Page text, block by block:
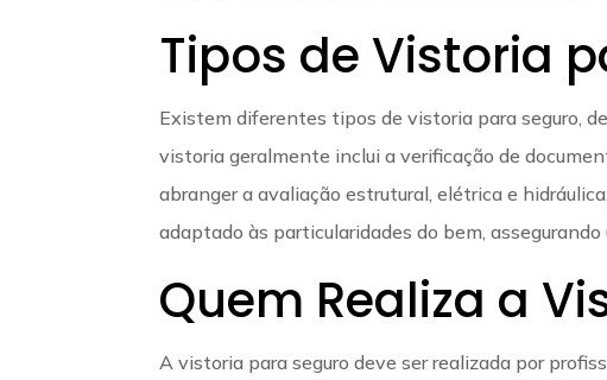
Tipos de Vistoria
Existem diferentes tipos de vistoria para seguro,
vistoria geralmente inclui a verificação de
abranger a avaliação estrutural, elétrica e
adaptado às particularidades do bem,
Quem Realiza a
A vistoria para seguro deve ser realizada por